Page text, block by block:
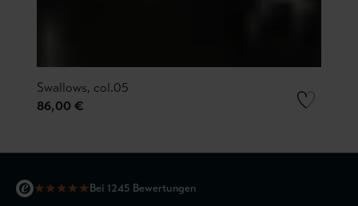
Swallows, col.05
86,00 €
★★★★★Bei 1245 Bewertungen